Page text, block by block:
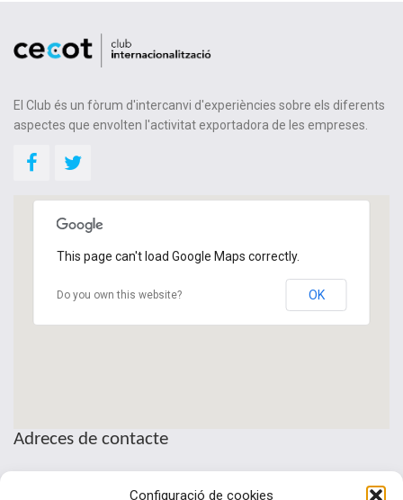
Configuració de cookies
El Club és un fòrum d'intercanvi d'experiències sobre els diferents
aspectes que envolten l'activitat exportadora de les empreses.
This page can't load Google Maps correctly.
Do you own this website? OK
Adreces de contacte